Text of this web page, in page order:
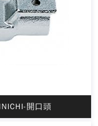
開口頭